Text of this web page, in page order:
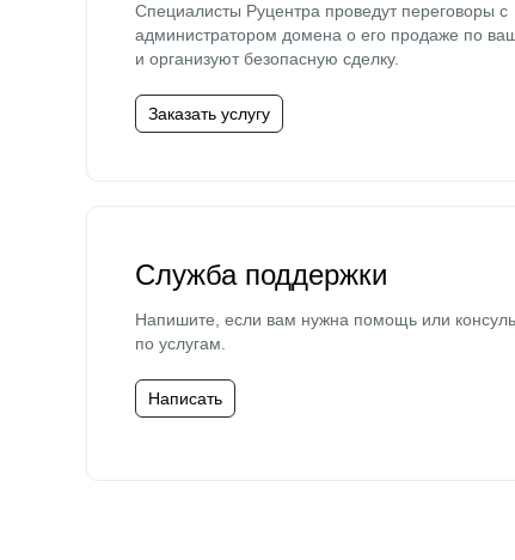
Специалисты Руцентра проведут переговоры с
администратором домена о его продаже по
и организуют безопасную сделку.
Заказать услугу
Служба поддержки
Напишите, если вам нужна помощь или
по услугам.
Написать